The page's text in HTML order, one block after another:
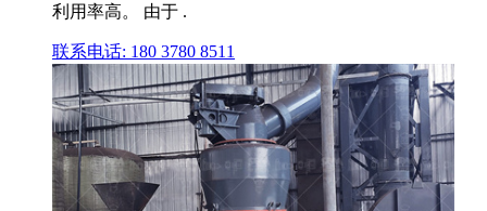
利用率高。 由于 .
联系电话: 180 3780 8511